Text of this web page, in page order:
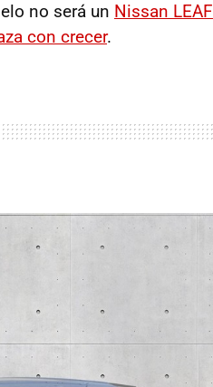
no será un Nissan LEAF
con crecer.